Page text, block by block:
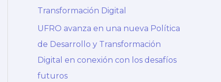
Transformación Digital
UFRO avanza en una nueva Política
de Desarrollo y Transformación
Digital en conexión con los desafíos
futuros